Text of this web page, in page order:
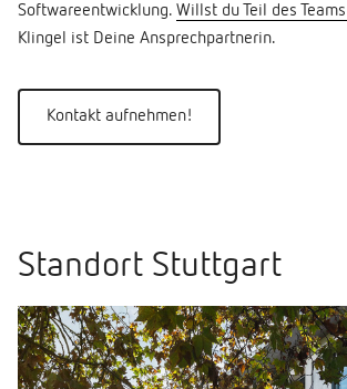
Softwareentwicklung. Willst du Teil des
Klingel ist Deine Ansprechpartnerin.
Kontakt aufnehmen!
Standort Stuttgart